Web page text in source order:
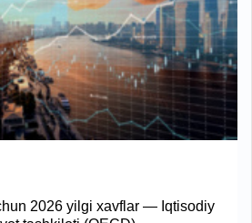
2026 yilgi xavflar — Iqtisodiy